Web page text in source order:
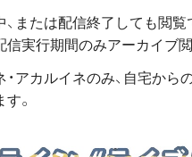
、または配信終了しても閲
信実行期間のみアーカイブ
・アカルイネのみ、自宅から
。